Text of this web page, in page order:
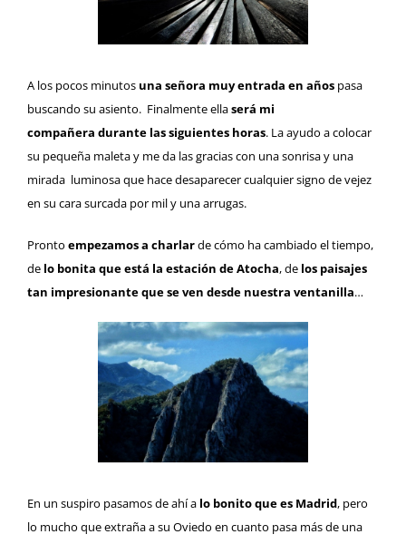
A los pocos minutos una señora muy entrada en años pasa
buscando su asiento. Finalmente ellaserá mi
compañera durante las siguientes horas. La ayudo a colocar
su pequeña maleta y me da las gracias con una sonrisa y una
mirada luminosa que hace desaparecer cualquier signo de vejez
en su cara surcada por mil y una arrugas.
Pronto empezamos a charlarde cómo ha cambiado el tiempo,
de lo bonita que está la estación de Atocha, de los paisajes
tan impresionante que se ven desde nuestra ventanilla…
En un suspiro pasamos de ahí a lo bonito que es Madrid, pero
lo mucho que extraña a su Oviedo en cuanto pasa más de una